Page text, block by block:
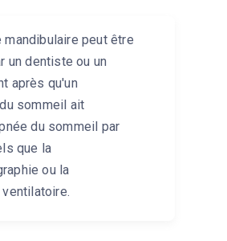
mandibulaire peut être
un dentiste ou un
après qu'un
sommeil ait
du sommeil par
que la
ou la